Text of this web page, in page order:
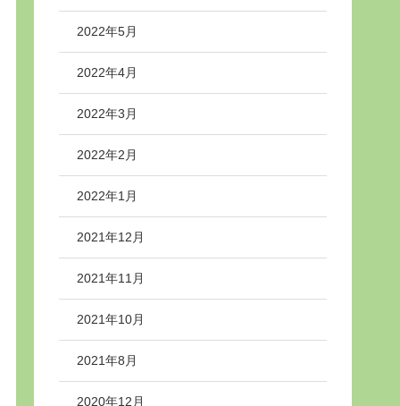
2022年5月
2022年4月
2022年3月
2022年2月
2022年1月
2021年12月
2021年11月
2021年10月
2021年8月
2020年12月